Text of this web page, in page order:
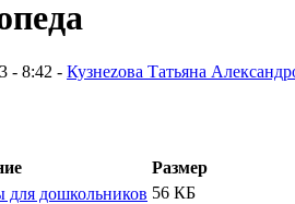
- 8:42 - Кузнеzова Татьяна
Размер
для дошкольников 56 КБ